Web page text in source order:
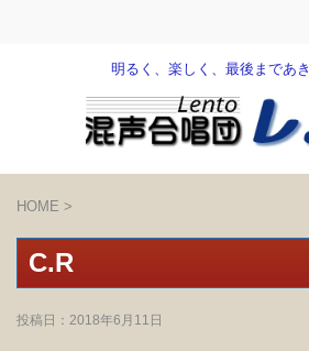
明るく、楽しく、最後まであ
HOME >
C.R
投稿日： 2018年6月11日